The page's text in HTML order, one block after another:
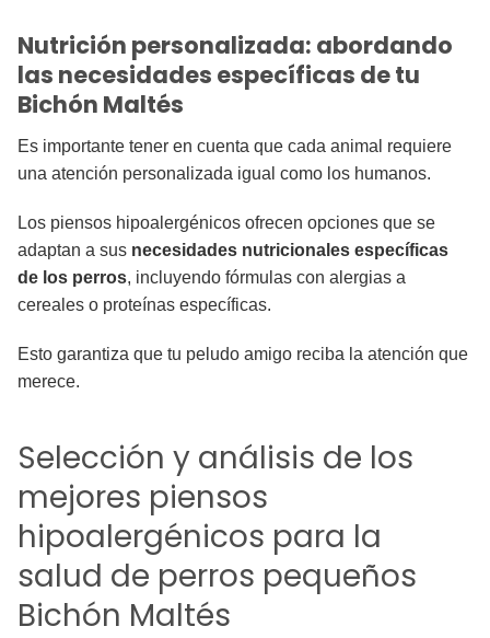
Nutrición personalizada: abordando
las necesidades específicas de tu
Bichón Maltés
Es importante tener en cuenta que cada animal requiere
una atención personalizada igual como los humanos.
Los piensos hipoalergénicos ofrecen opciones que se
adaptan a sus necesidades nutricionales específicas
de los perros, incluyendo fórmulas con alergias a
cereales o proteínas específicas.
Esto garantiza que tu peludo amigo reciba la atención que
merece.
Selección y análisis de los
mejores piensos
hipoalergénicos para la
salud de perros pequeños
Bichón Maltés